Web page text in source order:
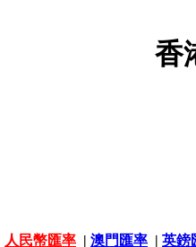
香
人民幣匯率 | 澳門匯率 | 英鎊